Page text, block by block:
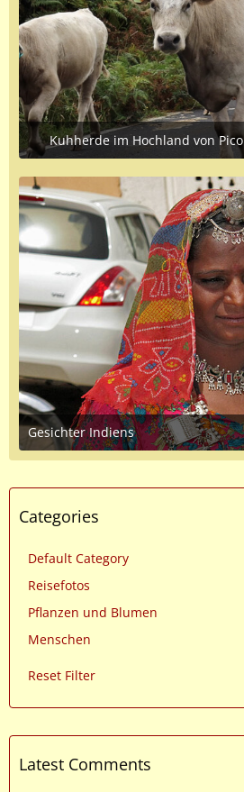
Kuhherde im Hochland von Pico
September 8, 2020 at 10:24 PM
Gesichter Indiens
June 7, 2016 at 10:14 AM
Categories
Default Category
Reisefotos
Pflanzen und Blumen
Menschen
Reset Filter
Latest Comments